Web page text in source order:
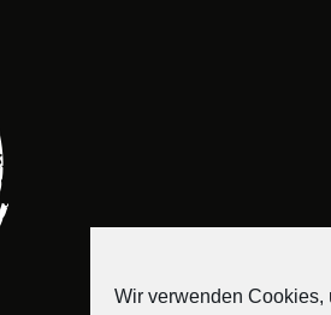
Wir verwenden Cookies,